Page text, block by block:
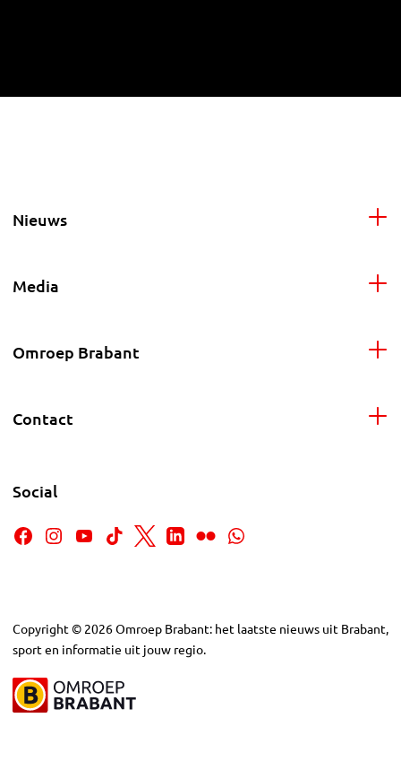
Nieuws
Media
Omroep Brabant
Contact
Social
Copyright © 2026Omroep Brabant: het laatste nieuws uit Brabant,
sport en informatie uit jouw regio.